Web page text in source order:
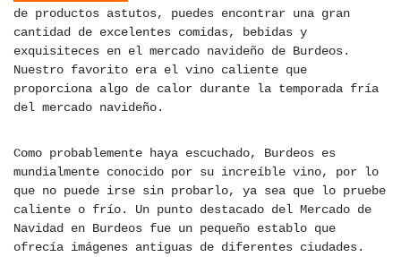
de productos astutos, puedes encontrar una gran
cantidad de excelentes comidas, bebidas y
exquisiteces en el mercado navideño de Burdeos.
Nuestro favorito era el vino caliente que
proporciona algo de calor durante la temporada fría
del mercado navideño.
Como probablemente haya escuchado, Burdeos es
mundialmente conocido por su increíble vino, por lo
que no puede irse sin probarlo, ya sea que lo pruebe
caliente o frío. Un punto destacado del Mercado de
Navidad en Burdeos fue un pequeño establo que
ofrecía imágenes antiguas de diferentes ciudades.